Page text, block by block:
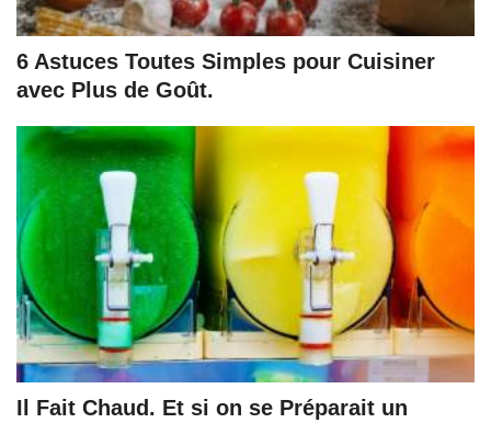
6 Astuces Toutes Simples pour Cuisiner
avec Plus de Goût.
Il Fait Chaud. Et si on se Préparait un